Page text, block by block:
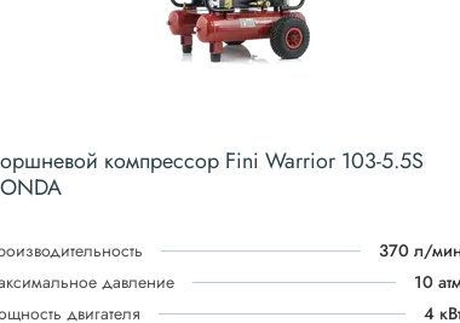
компрессор Fini Warrior 103-5.5S
370 л/
давление
10
двигателя
4